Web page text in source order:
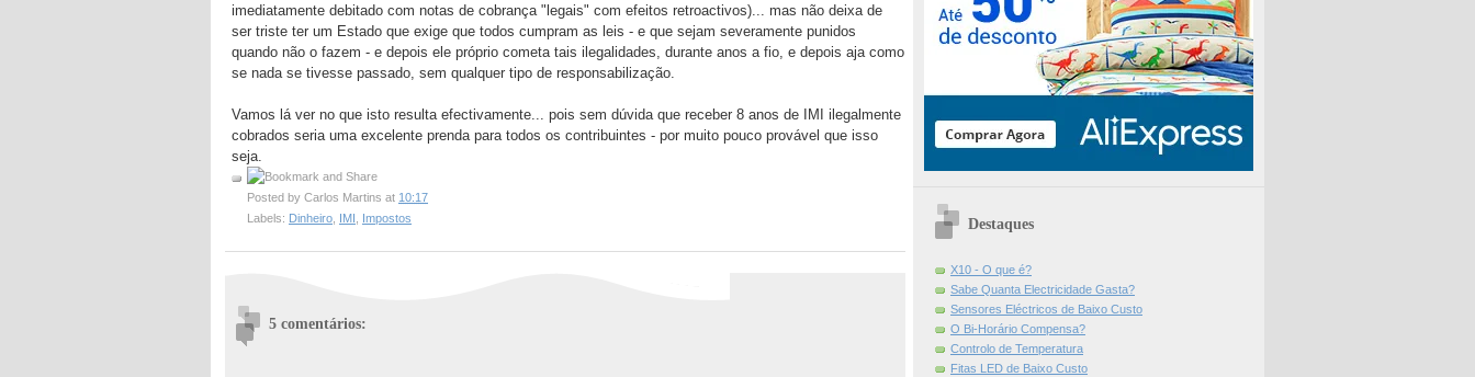
imediatamente debitado com notas de cobrança "legais" com efeitos retroactivos)... mas não deixa de
ser triste ter um Estado que exige que todos cumpram as leis - e que sejam severamente punidos
quando não o fazem - e depois ele próprio cometa tais ilegalidades, durante anos a fio, e depois aja como
se nada se tivesse passado, sem qualquer tipo de responsabilização.
Vamos lá ver no que isto resulta efectivamente... pois sem dúvida que receber 8 anos de IMI ilegalmente
cobrados seria uma excelente prenda para todos os contribuintes - por muito pouco provável que isso
seja.
Posted by Carlos Martins at 10:17
Labels: Dinheiro, IMI , Impostos
5 comentários:
Destaques
X10 - O que é?
Sabe Quanta Electricidade Gasta?
Sensores Eléctricos de Baixo Custo
O Bi-Horário Compensa?
Controlo de Temperatura
Fitas LED de Baixo Custo